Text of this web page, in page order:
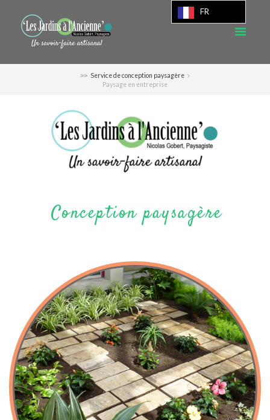
Service de conception paysagère
Paysage en entreprise
Conception paysagère
FR